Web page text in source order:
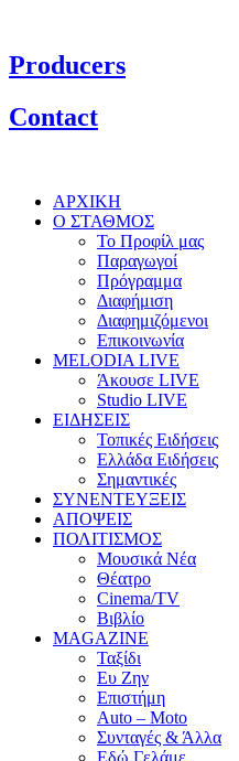
Producers
Contact
ΑΡΧΙΚΗ
Ο ΣΤΑΘΜΟΣ
Το Προφίλ μας
Παραγωγοί
Πρόγραμμα
Διαφήμιση
Διαφημιζόμενοι
Επικοινωνία
MELODIA LIVE
Άκουσε LIVE
Studio LIVE
ΕΙΔΗΣΕΙΣ
Τοπικές Ειδήσεις
Ελλάδα Ειδήσεις
Σημαντικές
ΣΥΝΕΝΤΕΥΞΕΙΣ
ΑΠΟΨΕΙΣ
ΠΟΛΙΤΙΣΜΟΣ
Μουσικά Νέα
Θέατρο
Cinema/TV
Βιβλίο
MAGAZINE
Ταξίδι
Ευ Ζην
Επιστήμη
Auto – Moto
Συνταγές & Άλλα
Εδώ Γελάμε